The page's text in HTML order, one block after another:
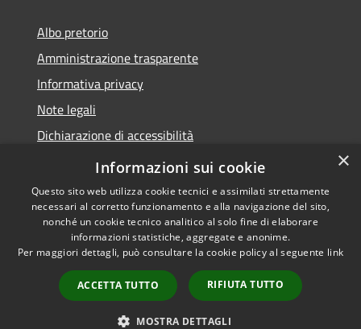
Albo pretorio
Amministrazione trasparente
Informativa privacy
Note legali
Dichiarazione di accessibilità
Meccanismo di Feedback
Accessibilità
Copyright © 2026 • Comune di
Chieri • Powered by
Municipium•
Accesso
redazione
×
Informazioni sui cookie
Questo sito web utilizza cookie tecnici e assimilati strettamente
necessari al corretto funzionamento e alla navigazione del sito,
nonché un cookie tecnico analitico al solo fine di elaborare
informazioni statistiche, aggregate e anonime.
Per maggiori dettagli, può consultare la cookie policy al seguente link
ACCETTA TUTTO RIFIUTA TUTTO
MOSTRA DETTAGLI